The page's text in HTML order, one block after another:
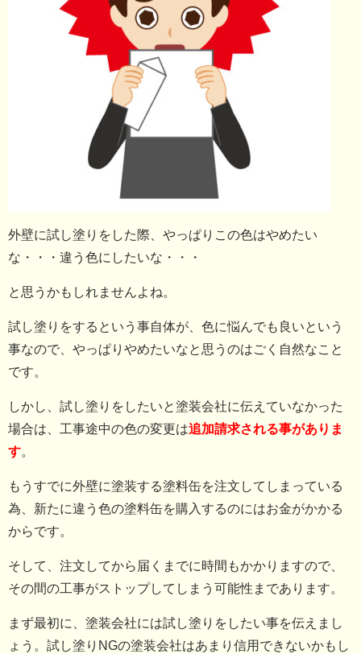
外壁に試し塗りをした際、やっぱりこの色はやめたい
な・・・違う色にしたいな・・・
と思うかもしれませんよね。
試し塗りをするという事自体が、色に悩んでも良いという
事なので、やっぱりやめたいなと思うのはごく自然なこと
です。
しかし、試し塗りをしたいと塗装会社に伝えていなかった
場合は、工事途中の色の変更は追加請求される事がありま
す。
もうすでに外壁に塗装する塗料缶を注文してしまっている
為、新たに違う色の塗料缶を購入するのにはお金がかかる
からです。
そして、注文してから届くまでに時間もかかりますので、
その間の工事がストップしてしまう可能性まであります。
まず最初に、塗装会社には試し塗りをしたい事を伝えまし
ょう。試し塗りNGの塗装会社はあまり信用できないかもし